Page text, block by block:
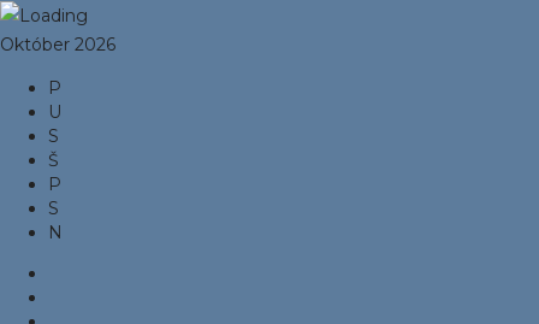
Október 2026
P
U
S
Š
P
S
N